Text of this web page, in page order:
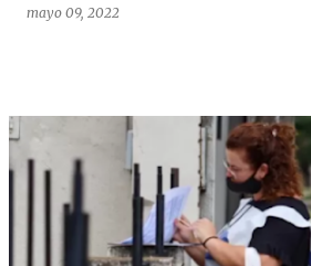
mayo 09, 2022